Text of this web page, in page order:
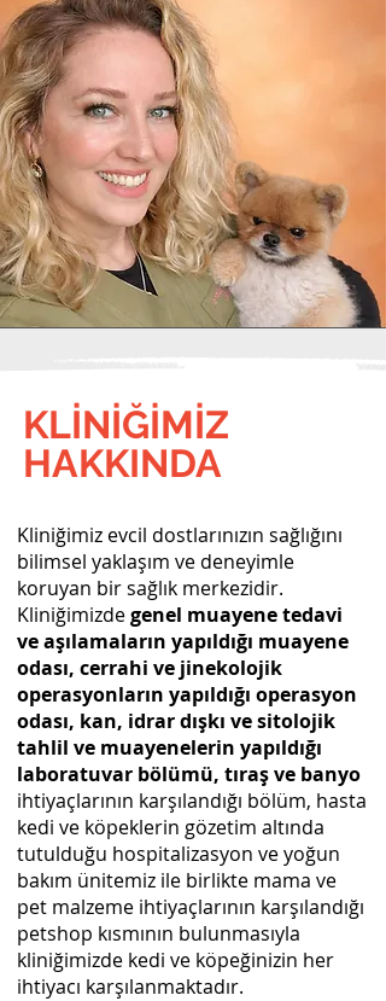
KLİNİĞİMİZ
HAKKINDA
Kliniğimiz evcil dostlarınızın sağlığını
bilimsel yaklaşım ve deneyimle
koruyan bir sağlık merkezidir.
Kliniğimizdegenel muayene tedavi
ve aşılamaların yapıldığı muayene
odası, cerrahi ve jinekolojik
operasyonların yapıldığı operasyon
odası, kan, idrar dışkı ve sitolojik
tahlil ve muayenelerin yapıldığı
laboratuvar bölümü, tıraş ve banyo
ihtiyaçlarının karşılandığı bölüm, hasta
kedi ve köpeklerin gözetim altında
tutulduğu hospitalizasyon ve yoğun
bakım ünitemiz ile birlikte mama ve
pet malzeme ihtiyaçlarının karşılandığı
petshop kısmının bulunmasıyla
kliniğimizde kedi ve köpeğinizin her
ihtiyacı karşılanmaktadır​.